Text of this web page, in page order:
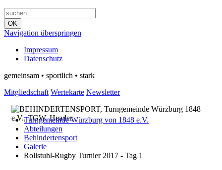
OK
Navigation überspringen
Impressum
Datenschutz
gemeinsam • sportlich • stark
Mitgliedschaft Wertekarte Newsletter
Turngemeinde Würzburg von 1848 e.V.
Abteilungen
Behindertensport
Galerie
Rollstuhl-Rugby Turnier 2017 - Tag 1